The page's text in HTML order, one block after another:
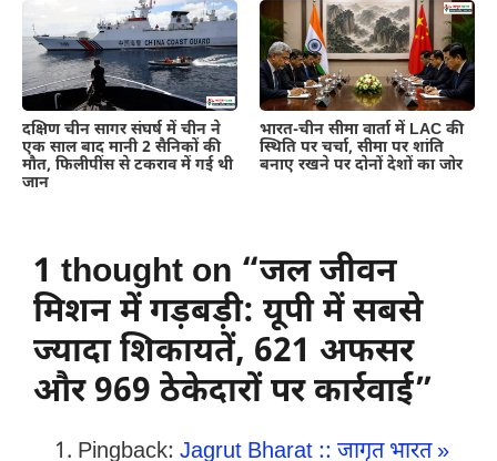
दक्षिण चीन सागर संघर्ष में चीन ने
एक साल बाद मानी 2 सैनिकों की
मौत, फिलीपींस से टकराव में गई थी
जान
भारत-चीन सीमा वार्ता में LAC की
स्थिति पर चर्चा, सीमा पर शांति
बनाए रखने पर दोनों देशों का जोर
1 thought on “जल जीवन
मिशन में गड़बड़ी: यूपी में सबसे
ज्यादा शिकायतें, 621 अफसर
और 969 ठेकेदारों पर कार्रवाई”
Pingback: Jagrut Bharat :: जागृत भारत »